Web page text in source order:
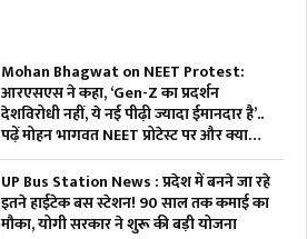
Mohan Bhagwat on NEET Protest:
आरएसएस ने कहा, ‘Gen-Z का प्रदर्शन
देशविरोधी नहीं, ये नई पीढ़ी ज्यादा ईमानदार है’..
पढ़ें मोहन भागवत NEET प्रोटेस्ट पर और क्या
कहा
UP Bus Station News : प्रदेश में बनने जा रहे
इतने हाईटेक बस स्टेशन! 90 साल तक कमाई का
मौका, योगी सरकार ने शुरू की बड़ी योजना